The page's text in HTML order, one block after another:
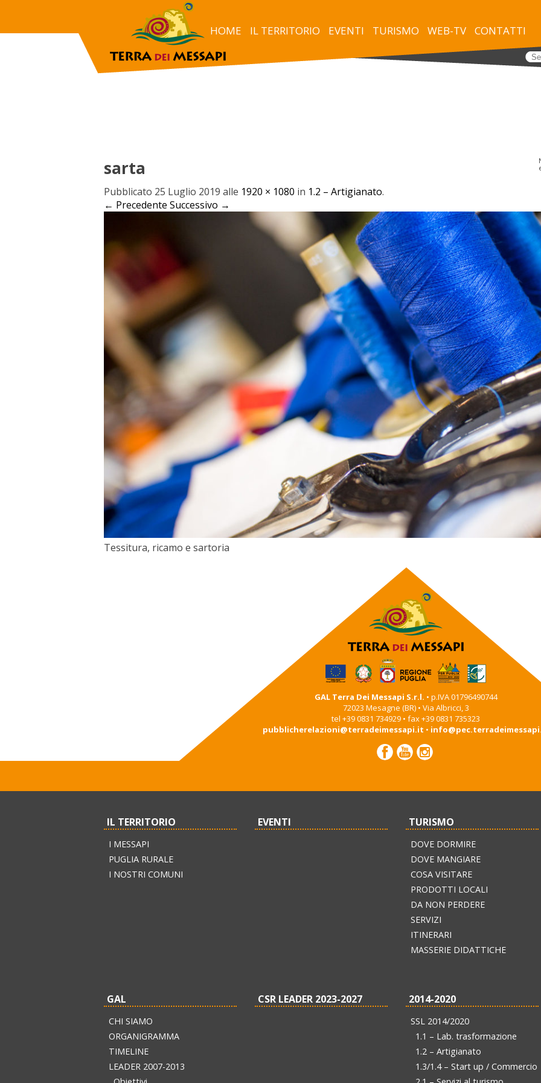
HOME IL TERRITORIO EVENTI TURISMO WEB-TV CONTATTI
sarta
Pubblicato 25 Luglio 2019 alle 1920 × 1080 in 1.2 – Artigianato.
← Precedente Successivo →
Tessitura, ricamo e sartoria
GAL Terra Dei Messapi S.r.l. • p.IVA 01796490744
72023 Mesagne (BR) • Via Albricci, 3
tel +39 0831 734929 • fax +39 0831 735323
pubblicherelazioni@terradeimessapi.it •
IL TERRITORIO
I MESSAPI
PUGLIA RURALE
I NOSTRI COMUNI
EVENTI TURISMO
DOVE DORMIRE
DOVE MANGIARE
COSA VISITARE
PRODOTTI LOCALI
DA NON PERDERE
SERVIZI
ITINERARI
MASSERIE DIDATTICHE
GAL
CHI SIAMO
ORGANIGRAMMA
TIMELINE
LEADER 2007-2013
CSR LEADER 2023-2027 2014-2020
SSL 2014/2020
1.1 – Lab. trasformazione
1.2 – Artigianato
1.3/1.4 – Start up / Commercio